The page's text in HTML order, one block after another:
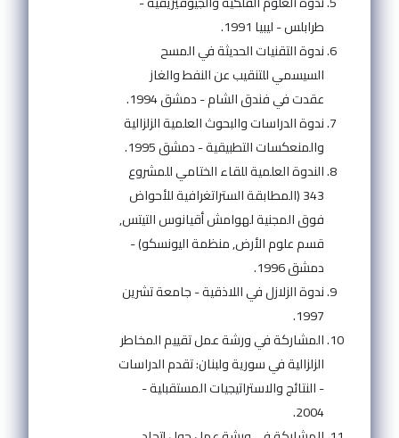
طرابلس - ليبيا 1991.
ندوة التقنيات الحديثة في المسح
السيسمي للتنقيب عن النفط والغاز
عقدت في فندق الشام - دمشق 1994.
ندوة الدراسات والبحوث العلمية الزلزالية
والمنعكسات التطبيقية - دمشق 1995.
الندوة العلمية للقاء الختامي للمشروع
343 (المطابقة الستراتغرافية للأحواض
فوق المجنية لهوامش أقيانوس التيتس,
قسم علوم الأرض, منظمة اليونسكو) -
دمشق 1996.
ندوة الزلازل في اللاذقية - جامعة تشرين
1997.
المشاركة في ورشة عمل تقييم المخاطر
الزلزالية في سورية ولبنان: تقدم الدراسات
- النتائج والاستراتيجيات المستقبلية -
2004.